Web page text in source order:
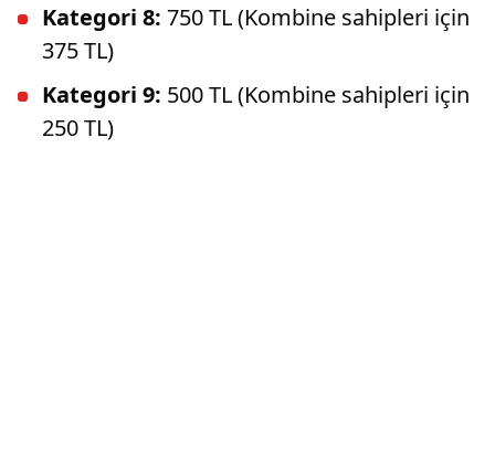
Kategori 8: 750 TL (Kombine sahipleri için
375 TL)
Kategori 9: 500 TL (Kombine sahipleri için
250 TL)